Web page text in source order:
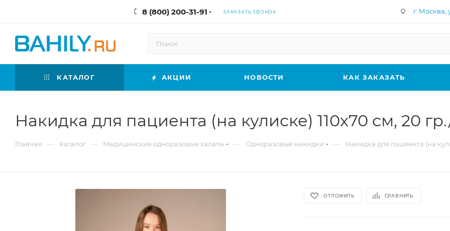
8 (800) 200-31-91 ЗАКАЗАТЬ ЗВОНОК г. Москва,
КАТАЛОГ АКЦИИ НОВОСТИ КАК ЗАКАЗАТЬ
Накидка для пациента (на кулиске) 110х70 см, 20
Главная — Каталог — Медицинские одноразовые халаты — Одноразовые накидки — Накидка для пациента (на
ОТЛОЖИТЬ СРАВНИТЬ